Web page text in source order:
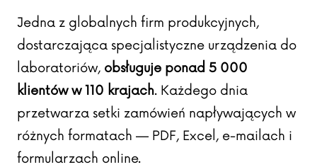
Jedna z globalnych firm produkcyjnych,
dostarczająca specjalistyczne urządzenia do
laboratoriów, obsługuje ponad 5 000
klientów w 110 krajach. Każdego dnia
przetwarza setki zamówień napływających w
różnych formatach — PDF, Excel, e-mailach i
formularzach online.